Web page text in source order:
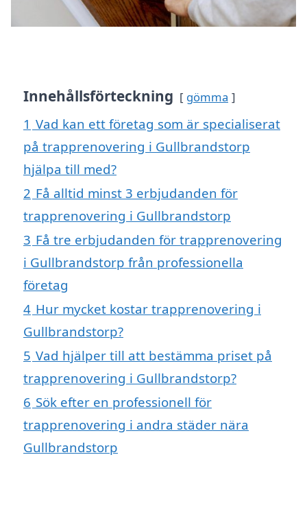
Innehållsförteckning gömma
1 Vad kan ett företag som är specialiserat
på trapprenovering i Gullbrandstorp
hjälpa till med?
2 Få alltid minst 3 erbjudanden för
trapprenovering i Gullbrandstorp
3 Få tre erbjudanden för trapprenovering
i Gullbrandstorp från professionella
företag
4 Hur mycket kostar trapprenovering i
Gullbrandstorp?
5 Vad hjälper till att bestämma priset på
trapprenovering i Gullbrandstorp?
6 Sök efter en professionell för
trapprenovering i andra städer nära
Gullbrandstorp